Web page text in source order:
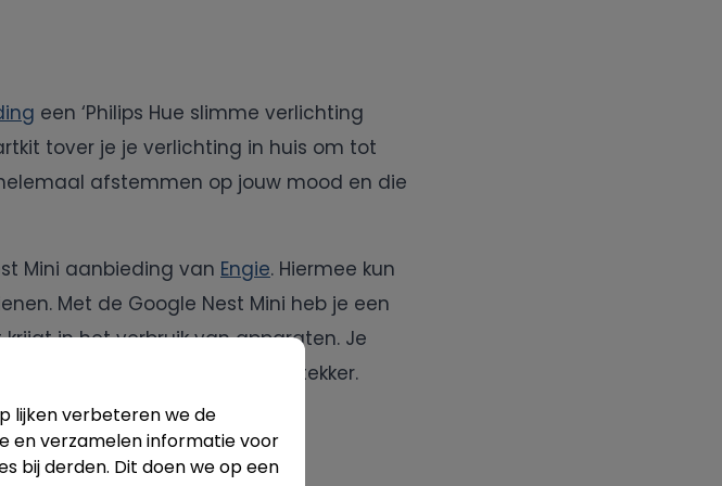
lijken verbeteren we de
en verzamelen informatie voor
bij derden. Dit doen we op een
een ‘Philips Hue slimme verlichting
tover je je verlichting in huis om tot
afstemmen op jouw mood en die
Mini aanbieding van Engie. Hiermee kun
Met de Google Nest Mini heb je een
in het verbruik van apparaten. Je
met behulp van de slimme stekker.